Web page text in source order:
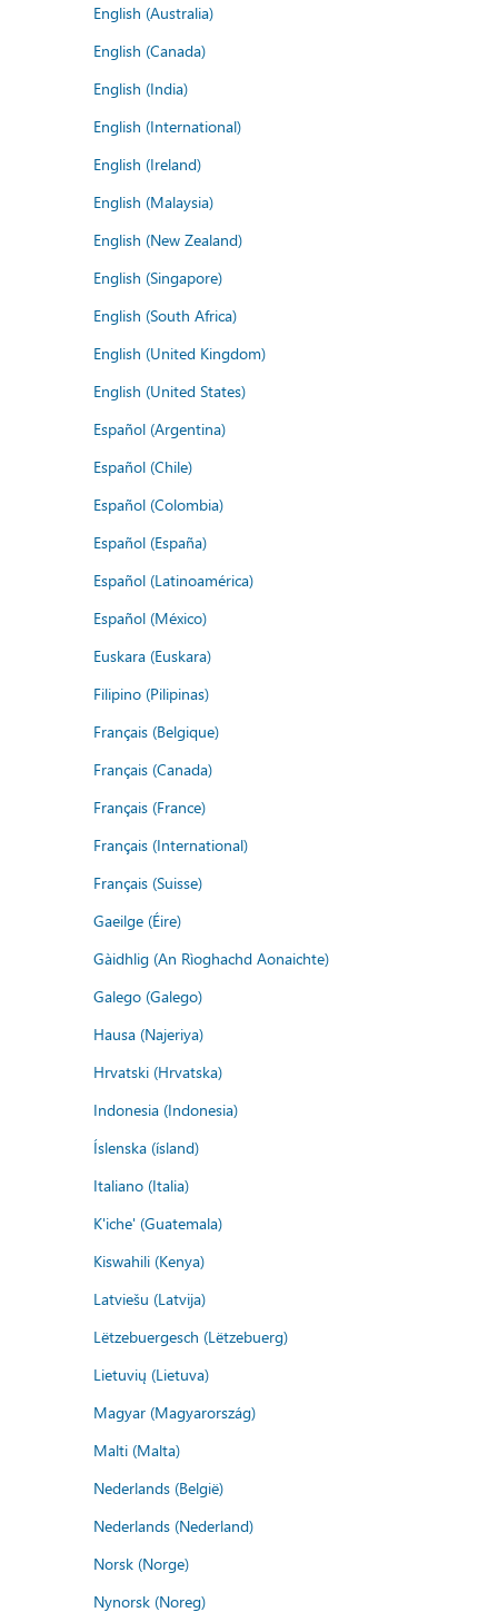
English (Australia)
English (Canada)
English (India)
English (International)
English (Ireland)
English (Malaysia)
English (New Zealand)
English (Singapore)
English (South Africa)
English (United Kingdom)
English (United States)
Español (Argentina)
Español (Chile)
Español (Colombia)
Español (España)
Español (Latinoamérica)
Español (México)
Euskara (Euskara)
Filipino (Pilipinas)
Français (Belgique)
Français (Canada)
Français (France)
Français (International)
Français (Suisse)
Gaeilge (Éire)
Gàidhlig (An Rìoghachd Aonaichte)
Galego (Galego)
Hausa (Najeriya)
Hrvatski (Hrvatska)
Indonesia (Indonesia)
Íslenska (ísland)
Italiano (Italia)
K'iche' (Guatemala)
Kiswahili (Kenya)
Latviešu (Latvija)
Lëtzebuergesch (Lëtzebuerg)
Lietuvių (Lietuva)
Magyar (Magyarország)
Malti (Malta)
Nederlands (België)
Nederlands (Nederland)
Norsk (Norge)
Nynorsk (Noreg)